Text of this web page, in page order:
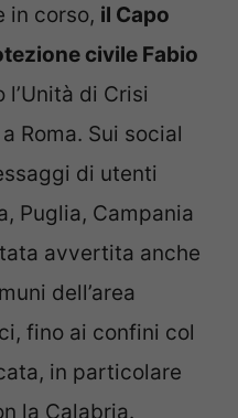
in corso, il Capo
civile Fabio
di Crisi
Roma. Sui social
di utenti
Puglia, Campania
avvertita anche
dell’area
fino ai confini col
in particolare
la Calabria.